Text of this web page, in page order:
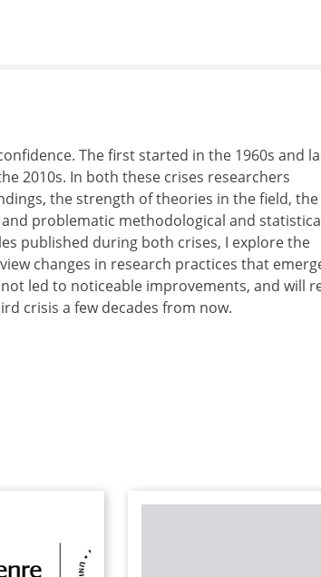
The first started in the 1960s and
2010s. In both these crises researchers
the strength of theories in the field, the
problematic methodological and
published during both crises, I explore the
changes in research practices that
led to noticeable improvements, and will
crisis a few decades from now.